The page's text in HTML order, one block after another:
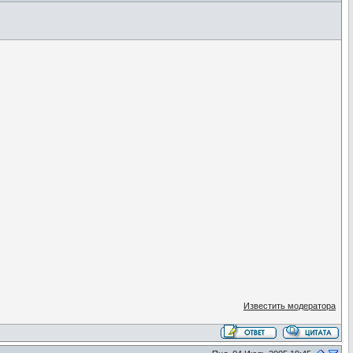
Известить модератора